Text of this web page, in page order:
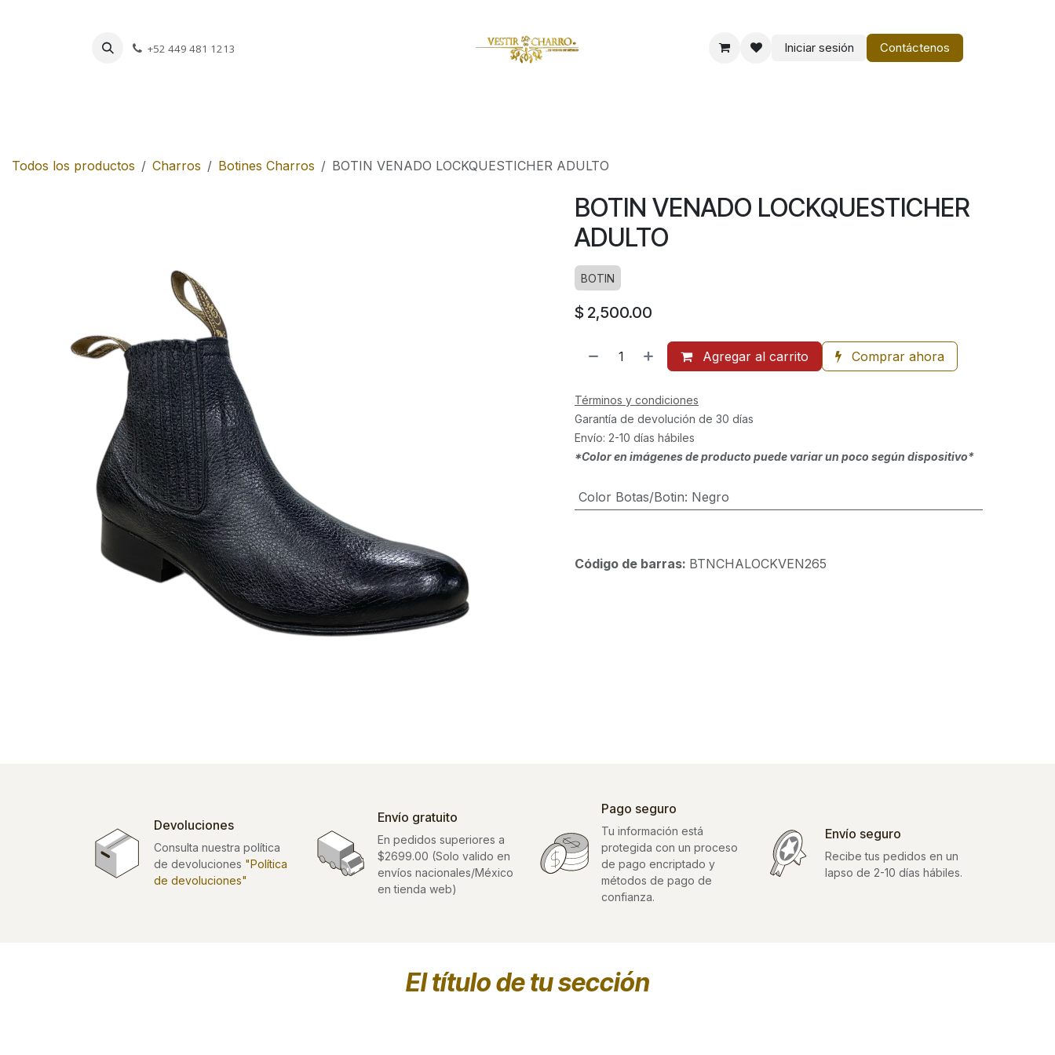
+52 449 481 1213 Iniciar sesión Contáctenos
Todos los productos Charros Botines Charros BOTIN VENADO LOCKQUESTICHER ADULTO
BOTIN VENADO LOCKQUESTICHER
ADULTO
BOTIN
$ 2,500.00
Agregar al carrito Comprar ahora
Términos y condiciones
Garantía de devolución de 30 días
Envío: 2-10 días hábiles
*Color en imágenes de producto puede variar un poco según dispositivo*
Color Botas/Botin: Negro
Código de barras: BTNCHALOCKVEN265
Devoluciones
Consulta nuestra política
de devoluciones "Política
de devoluciones"
Envío gratuito
En pedidos superiores a
$2699.00 (Solo valido en
envíos nacionales/México
en tienda web)
Pago seguro
Tu información está
protegida con un proceso
de pago encriptado y
métodos de pago de
confianza.
Envío seguro
Recibe tus pedidos en un
lapso de 2-10 días hábiles.
El título de tu sección